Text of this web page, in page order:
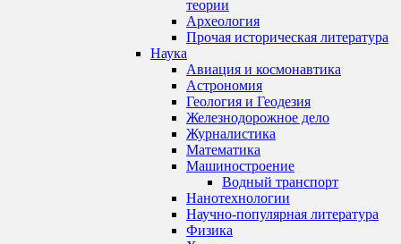
теории
Археология
Прочая историческая литература
Наука
Авиация и космонавтика
Астрономия
Геология и Геодезия
Железнодорожное дело
Журналистика
Математика
Машиностроение
Водный транспорт
Нанотехнологии
Научно-популярная литература
Физика